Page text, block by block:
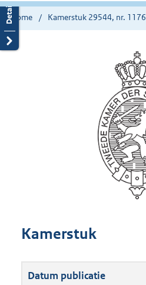
Home Kamerstuk 29544, nr. 1176
Kamerstuk